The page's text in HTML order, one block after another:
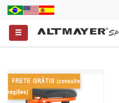
FRETE GRÁTIS (consulte
regiões)